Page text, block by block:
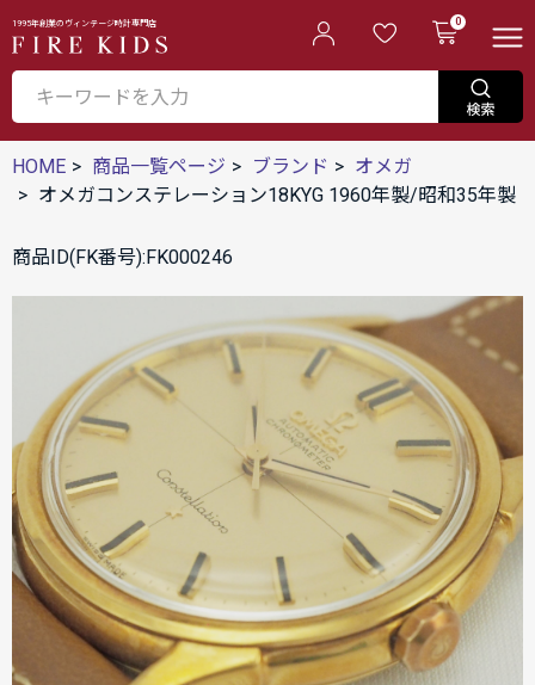
1995年創業のヴィンテージ時計専門店 0
HOME 商品一覧ページ ブランド
オメガ
オメガコンステレーション18KYG 1960年製/昭和35年製
商品ID(FK番号):FK000246